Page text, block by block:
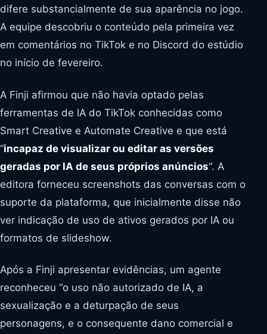
difere substancialmente de sua aparência no jogo.
A equipe descobriu o conteúdo pela primeira vez
em comentários no TikTok e no Discord do estúdio
no início de fevereiro.
A Finji afirmou que não havia optado pelas
ferramentas de IA do TikTok conhecidas como
Smart Creative e Automate Creative e que está
“incapaz de visualizar ou editar as versões
geradas por IA de seus próprios anúncios“. A
editora forneceu screenshots das conversas com o
suporte da plataforma, que inicialmente disse não
ver indicação de uso de ativos gerados por IA ou
formatos de slideshow.
Após a Finji apresentar evidências, um agente
reconheceu “o uso não autorizado de IA, a
sexualização e a deturpação de seus
personagens, e o consequente dano comercial e